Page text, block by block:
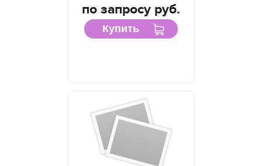
по запросу руб.
Купить